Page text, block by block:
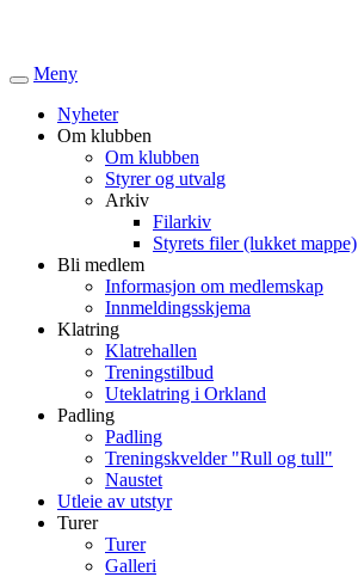
Veksle
navigasjon
Meny
Nyheter
Om klubben
Om klubben
Styrer og utvalg
Arkiv
Filarkiv
Styrets filer (lukket mappe)
Bli medlem
Informasjon om medlemskap
Innmeldingsskjema
Klatring
Klatrehallen
Treningstilbud
Uteklatring i Orkland
Padling
Padling
Treningskvelder "Rull og tull"
Naustet
Utleie av utstyr
Turer
Turer
Galleri